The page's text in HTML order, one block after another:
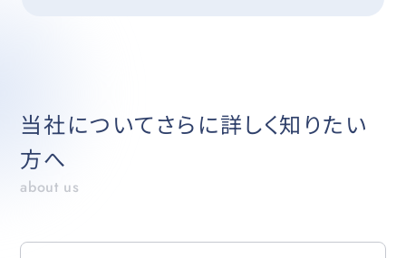
当社についてさらに詳しく知りたい
方へ
about us